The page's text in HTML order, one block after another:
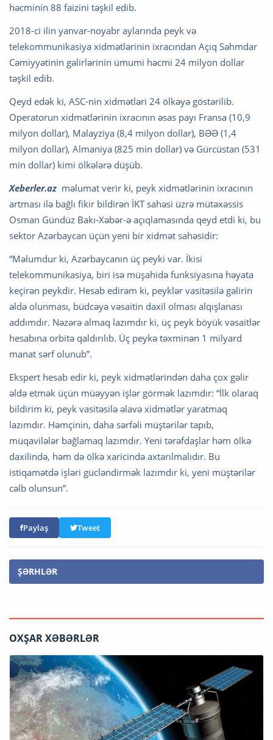
həcminin 88 faizini təşkil edib.
2018-ci ilin yanvar-noyabr aylarında peyk və
telekommunikasiya xidmətlərinin ixracından Açıq Səhmdar
Cəmiyyətinin gəlirlərinin ümumi həcmi 24 milyon dollar
təşkil edib.
Qeyd edək ki, ASC-nin xidmətləri 24 ölkəyə göstərilib.
Operatorun xidmətlərinin ixracının əsas payı Fransa (10,9
milyon dollar), Malayziya (8,4 milyon dollar), BƏƏ (1,4
milyon dollar), Almaniya (825 min dollar) və Gürcüstan (531
min dollar) kimi ölkələrə düşüb.
Xeberler.az məlumat verir ki, peyk xidmətlərinin ixracının
artması ilə bağlı fikir bildirən İKT sahəsi üzrə mütəxəssis
Osman Gündüz Bakı-Xəbər-ə açıqlamasında qeyd etdi ki, bu
sektor Azərbaycan üçün yeni bir xidmət sahəsidir:
“Məlumdur ki, Azərbaycanın üç peyki var. İkisi
telekommunikasiya, biri isə müşahidə funksiyasına həyata
keçirən peykdir. Hesab edirəm ki, peyklər vasitəsilə gəlirin
əldə olunması, büdcəyə vəsaitin daxil olması alqışlanası
addımdır. Nəzərə almaq lazımdır ki, üç peyk böyük vəsaitlər
hesabına orbitə qaldırılıb. Üç peykə təxminən 1 milyard
manat sərf olunub”.
Ekspert hesab edir ki, peyk xidmətlərindən daha çox gəlir
əldə etmək üçün müəyyən işlər görmək lazımdır: “İlk olaraq
bildirim ki, peyk vasitəsilə əlavə xidmətlər yaratmaq
lazımdır. Həmçinin, daha sərfəli müştərilər tapıb,
müqavilələr bağlamaq lazımdır. Yeni tərəfdaşlar həm ölkə
daxilində, həm də ölkə xaricində axtarılmalıdır. Bu
istiqamətdə işləri gücləndirmək lazımdır ki, yeni müştərilər
cəlb olunsun”.
Paylaş Tweet
ŞƏRHLƏR
OXŞAR XƏBƏRLƏR